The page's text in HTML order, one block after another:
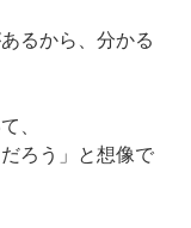
るから、分かる
、
ろう」と想像で